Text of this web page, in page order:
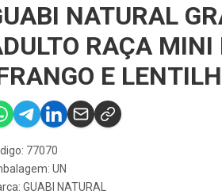
NATURAL
RAÇA MINI
E
77070
UN
GUABI NATURAL